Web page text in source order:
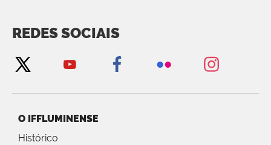
REDES SOCIAIS
O IFFLUMINENSE
Histórico